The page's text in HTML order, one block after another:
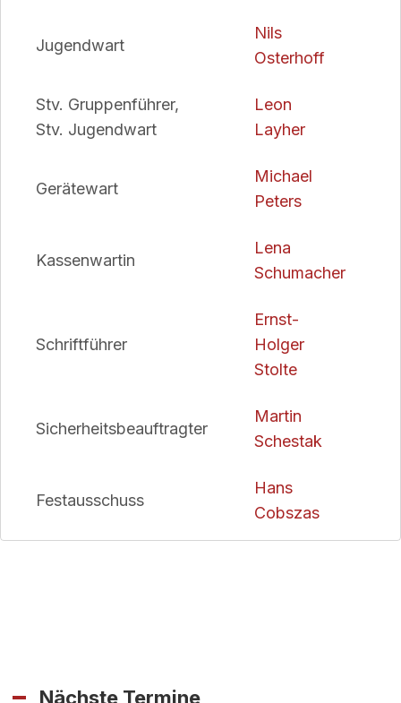
Jugendwart
Nils
Osterhoff
Stv. Gruppenführer,
Stv. Jugendwart
Leon
Layher
Gerätewart
Michael
Peters
Kassenwartin
Lena
Schumacher
Schriftführer
Ernst-
Holger
Stolte
Sicherheitsbeauftragter
Martin
Schestak
Festausschuss
Hans
Cobszas
Nächste Termine